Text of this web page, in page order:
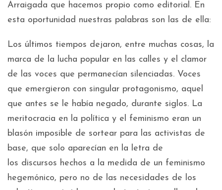
Arraigada que hacemos propio como editorial. En
esta oportunidad nuestras palabras son las de ella:
Los últimos tiempos dejaron, entre muchas cosas, la
marca de la lucha popular en las calles y el clamor
de las voces que permanecían silenciadas. Voces
que emergieron con singular protagonismo, aquel
que antes se le había negado, durante siglos. La
meritocracia en la política y el feminismo eran un
blasón imposible de sortear para las activistas de
base, que solo aparecían en la letra de
los discursos hechos a la medida de un feminismo
hegemónico, pero no de las necesidades de los